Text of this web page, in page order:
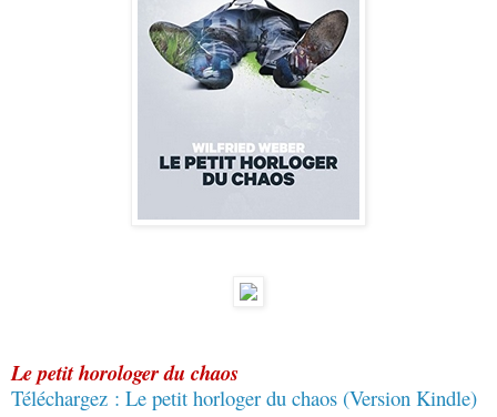
Le petit horologer du chaos
Téléchargez : Le petit horloger du chaos (Version Kindle)